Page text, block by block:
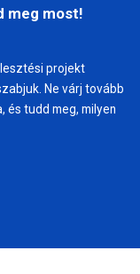
meg most!
projekt
Ne várj tovább
és tudd meg, milyen